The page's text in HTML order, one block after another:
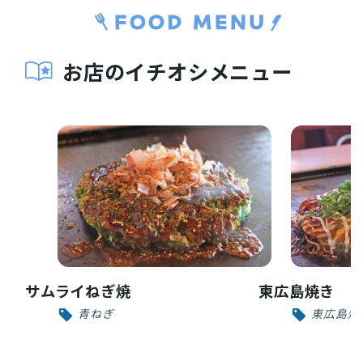
お店のイチオシメニュー
サムライねぎ焼
青ねぎ
東広島焼き
東広島焼
お役立ち情報
INFORMATION